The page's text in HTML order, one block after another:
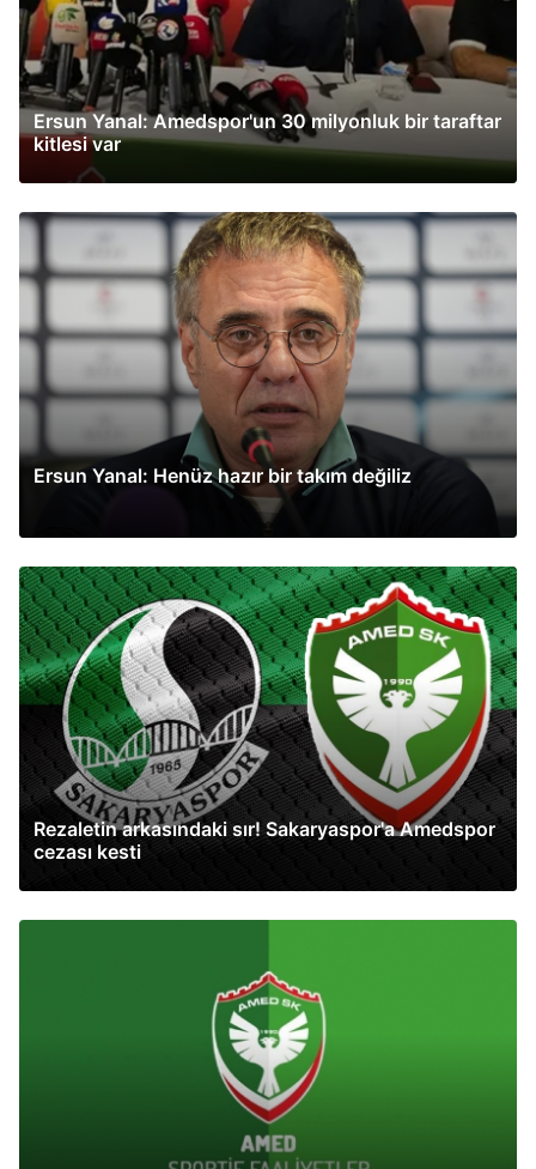
Ersun Yanal: Amedspor'un 30 milyonluk bir taraftar
kitlesi var
Ersun Yanal: Henüz hazır bir takım değiliz
Rezaletin arkasındaki sır! Sakaryaspor'a Amedspor
cezası kesti